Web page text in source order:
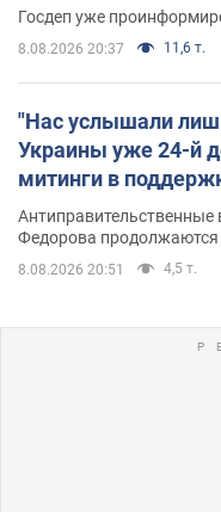
Госдеп уже
8.08.2026 20:37 11,6 т.
"Нас услышали
Украины уже 24-й
митинги в
Антиправительственные
Федорова продолжаются
8.08.2026 20:51 4,5 т.